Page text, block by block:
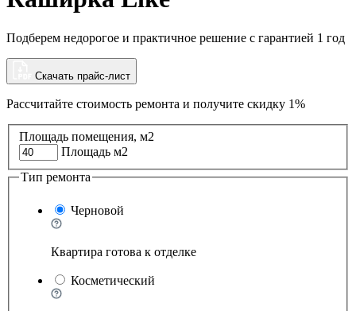
Подберем недорогое и практичное решение с гарантией 1 год
Скачать прайс-лист
Рассчитайте стоимость ремонта и получите скидку 1%
Площадь помещения, м2
Площадь м2
Тип ремонта
Черновой
Квартира готова к отделке
Косметический